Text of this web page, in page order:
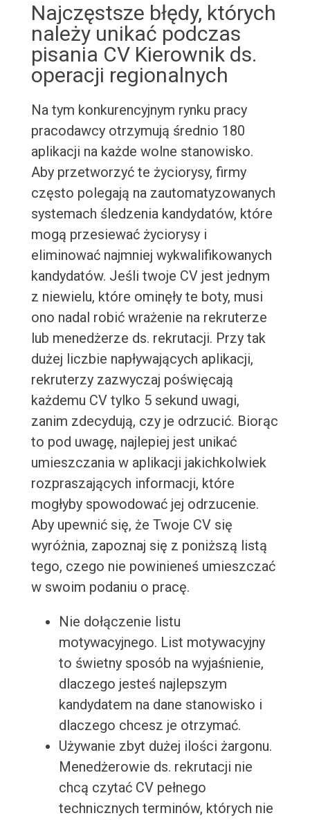
Najczęstsze błędy, których
należy unikać podczas
pisania CV Kierownik ds.
operacji regionalnych
Na tym konkurencyjnym rynku pracy
pracodawcy otrzymują średnio 180
aplikacji na każde wolne stanowisko.
Aby przetworzyć te życiorysy, firmy
często polegają na zautomatyzowanych
systemach śledzenia kandydatów, które
mogą przesiewać życiorysy i
eliminować najmniej wykwalifikowanych
kandydatów. Jeśli twoje CV jest jednym
z niewielu, które ominęły te boty, musi
ono nadal robić wrażenie na rekruterze
lub menedżerze ds. rekrutacji. Przy tak
dużej liczbie napływających aplikacji,
rekruterzy zazwyczaj poświęcają
każdemu CV tylko 5 sekund uwagi,
zanim zdecydują, czy je odrzucić. Biorąc
to pod uwagę, najlepiej jest unikać
umieszczania w aplikacji jakichkolwiek
rozpraszających informacji, które
mogłyby spowodować jej odrzucenie.
Aby upewnić się, że Twoje CV się
wyróżnia, zapoznaj się z poniższą listą
tego, czego nie powinieneś umieszczać
w swoim podaniu o pracę.
Nie dołączenie listu
motywacyjnego. List motywacyjny
to świetny sposób na wyjaśnienie,
dlaczego jesteś najlepszym
kandydatem na dane stanowisko i
dlaczego chcesz je otrzymać.
Używanie zbyt dużej ilości żargonu.
Menedżerowie ds. rekrutacji nie
chcą czytać CV pełnego
technicznych terminów, których nie